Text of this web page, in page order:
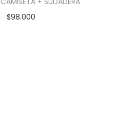
$98.000